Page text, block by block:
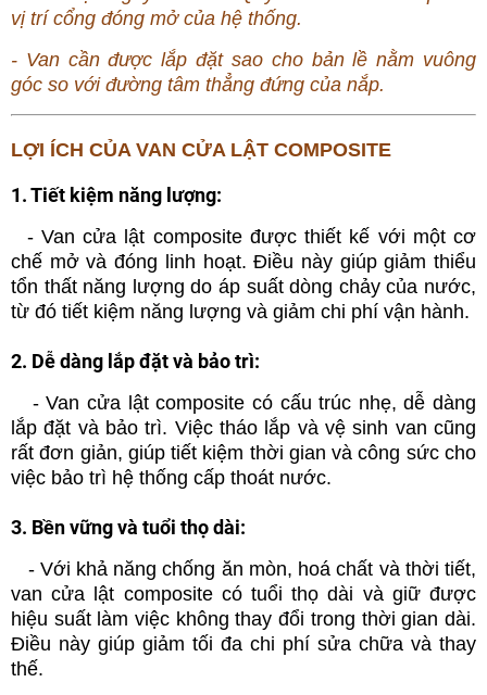
vị trí cổng đóng mở của hệ thống.
- Van cần được lắp đặt sao cho bản lề nằm vuông
góc so với đường tâm thẳng đứng của nắp.
LỢI ÍCH CỦA VAN CỬA LẬT COMPOSITE
1. Tiết kiệm năng lượng:
- Van cửa lật composite được thiết kế với một cơ
chế mở và đóng linh hoạt. Điều này giúp giảm thiểu
tổn thất năng lượng do áp suất dòng chảy của nước,
từ đó tiết kiệm năng lượng và giảm chi phí vận hành.
2. Dễ dàng lắp đặt và bảo trì:
- Van cửa lật composite có cấu trúc nhẹ, dễ dàng
lắp đặt và bảo trì. Việc tháo lắp và vệ sinh van cũng
rất đơn giản, giúp tiết kiệm thời gian và công sức cho
việc bảo trì hệ thống cấp thoát nước.
3. Bền vững và tuổi thọ dài:
- Với khả năng chống ăn mòn, hoá chất và thời tiết,
van cửa lật composite có tuổi thọ dài và giữ được
hiệu suất làm việc không thay đổi trong thời gian dài.
Điều này giúp giảm tối đa chi phí sửa chữa và thay
thế.